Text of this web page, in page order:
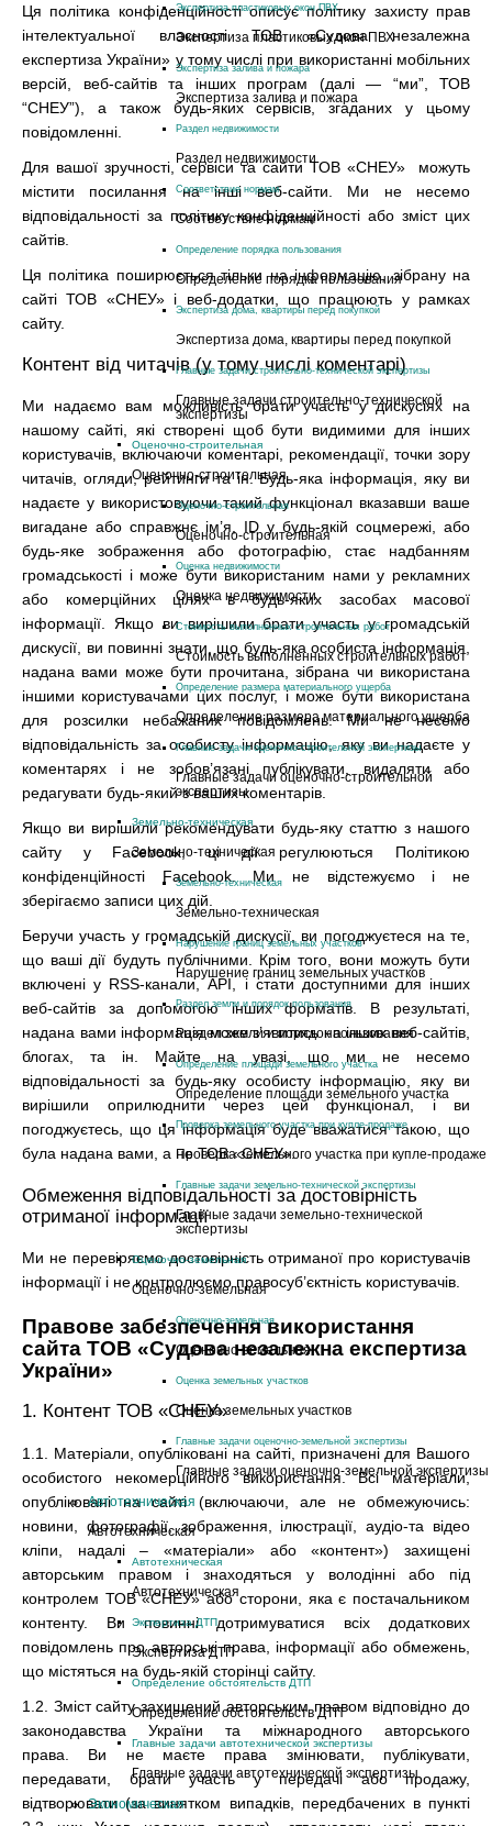
Экспертиза пластиковых окон ПВХ
Экспертиза пластиковых окон ПВХ
Экспертиза залива и пожара
Экспертиза залива и пожара
Раздел недвижимости
Раздел недвижимости
Соответствие нормам
Соответствие нормам
Определение порядка пользования
Определение порядка пользования
Экспертиза дома, квартиры перед покупкой
Экспертиза дома, квартиры перед покупкой
Главные задачи строительно-технической экспертизы
Главные задачи строительно-технической
экспертизы
Оценочно-строительная
Оценочно-строительная
Оценочно-строительная
Оценочно-строительная
Оценка недвижимости
Оценка недвижимости
Стоимость выполненных строительных работ
Стоимость выполненных строительных работ
Определение размера материального ущерба
Определение размера материального ущерба
Главные задачи оценочно-строительной экспертизы
Главные задачи оценочно-строительной
экспертизы
Земельно-техническая
Земельно-техническая
Земельно-техническая
Земельно-техническая
Нарушение границ земельных участков
Нарушение границ земельных участков
Раздел земли и порядок пользования
Раздел земли и порядок пользования
Определение площади земельного участка
Определение площади земельного участка
Проверка земельного участка при купле-продаже
Проверка земельного участка при купле-продаже
Главные задачи земельно-технической экспертизы
Главные задачи земельно-технической
экспертизы
Оценочно-земельная
Оценочно-земельная
Оценочно-земельная
Оценочно-земельная
Оценка земельных участков
Оценка земельных участков
Главные задачи оценочно-земельной экспертизы
Главные задачи оценочно-земельной экспертизы
Автотехническая
Автотехническая
Автотехническая
Автотехническая
Экспертиза ДТП
Экспертиза ДТП
Определение обстоятельств ДТП
Определение обстоятельств ДТП
Главные задачи автотехнической экспертизы
Главные задачи автотехнической экспертизы
Экономическая
Ця політика конфіденційності описує політику захисту прав
інтелектуальної власності ТОВ «Судова незалежна
експертиза України» у тому числі при використанні мобільних
версій, веб-сайтів та інших програм (далі — “ми”, ТОВ
“СНЕУ”), а також будь-яких сервісів, згаданих у цьому
повідомленні.
Для вашої зручності, сервіси та сайти ТОВ «СНЕУ» можуть
містити посилання на інші веб-сайти. Ми не несемо
відповідальності за політику конфіденційності або зміст цих
сайтів.
Ця політика поширюється тільки на інформацію, зібрану на
сайті ТОВ «СНЕУ» і веб-додатки, що працюють у рамках
сайту.
Контент від читачів (у тому числі коментарі)
Ми надаємо вам можливість брати участь у дискусіях на
нашому сайті, які створені щоб бути видимими для інших
користувачів, включаючи коментарі, рекомендації, точки зору
читачів, огляди, рейтинги та ін. Будь-яка інформація, яку ви
надаєте у використовуючи такий функціонал вказавши ваше
вигадане або справжнє ім’я, ID у будь-якій соцмережі, або
будь-яке зображення або фотографію, стає надбанням
громадськості і може бути використаним нами у рекламних
або комерційних цілях в будь-яких засобах масової
інформації. Якщо ви вирішили брати участь у громадській
дискусії, ви повинні знати, що будь-яка особиста інформація,
надана вами може бути прочитана, зібрана чи використана
іншими користувачами цих послуг, і може бути використана
для розсилки небажаних повідомлень. Ми не несемо
відповідальність за особисту інформацію, яку ви надаєте у
коментарях і не зобов’язані публікувати, видаляти або
редагувати будь-який з ваших коментарів.
Якщо ви вирішили рекомендувати будь-яку статтю з нашого
сайту у Facebook, ці дії регулюються Політикою
конфіденційності Facebook. Ми не відстежуємо і не
зберігаємо записи цих дій.
Беручи участь у громадській дискусії, ви погоджуєтеся на те,
що ваші дії будуть публічними. Крім того, вони можуть бути
включені у RSS-канали, API, і стати доступними для інших
веб-сайтів за допомогою інших форматів. В результаті,
надана вами інформація може з’явитись на інших веб-сайтів,
блогах, та ін. Майте на увазі, що ми не несемо
відповідальності за будь-яку особисту інформацію, яку ви
вирішили оприлюднити через цей функціонал, і ви
погоджуєтесь, що ця інформація буде вважатися такою, що
була надана вами, а не ТОВ «СНЕУ».
Обмеження відповідальності за достовірність
отриманої інформації
Ми не перевіряємо достовірність отриманої про користувачів
інформації і не контролюємо правосуб’єктність користувачів.
Правове забезпечення використання
сайта ТОВ «Судова незалежна експертиза
України»
1. Контент ТОВ «СНЕУ»
1.1. Матеріали, опубліковані на сайті, призначені для Вашого
особистого некомерційного використання. Всі матеріали,
опубліковані на сайті (включаючи, але не обмежуючись:
новини, фотографії, зображення, ілюстрації, аудіо-та відео
кліпи, надалі – «матеріали» або «контент») захищені
авторським правом і знаходяться у володінні або під
контролем ТОВ «СНЕУ» або сторони, яка є постачальником
контенту. Ви повинні дотримуватися всіх додаткових
повідомлень про авторські права, інформації або обмежень,
що містяться на будь-якій сторінці сайту.
1.2. Зміст сайту захищений авторським правом відповідно до
законодавства України та міжнародного авторського
права. Ви не маєте права змінювати, публікувати,
передавати, брати участь у передачі або продажу,
відтворювати (за винятком випадків, передбачених в пункті